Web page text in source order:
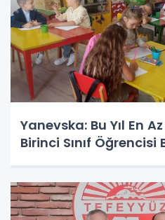
Yanevska: Bu Yıl En
Birinci Sınıf Öğrencisi